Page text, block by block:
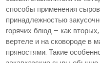
способы применения
принадлежностью
горячих блюд – как
вертеле и на сковороде в
пряностями. Такие